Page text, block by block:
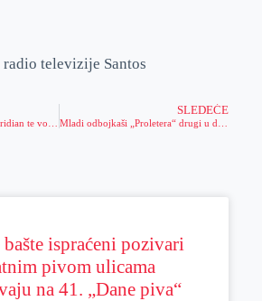
televizije Santos
SLEDEĆE
ispraćeni pozivari
pivom ulicama
na 41. „Dane piva“